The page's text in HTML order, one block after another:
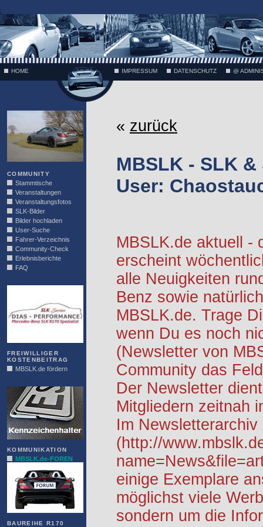
;
HOME IMPRESSUM DATENSCHUTZ @
COMMUNITY
Stammtische
Veranstaltungen
Veranstaltungsfotos
SLK-Bilder
Bilder hochladen
User-Suche
Fahrer-Verzeichnis
Community-Check
Erlebnisberichte
FAQ
FREIWILLIGER
KOSTENBEITRAG
MBSLK.de fördern
KOMMUNIKATION
MBSLK.de-FOREN
BAUREIHE R170
« zurück
MBSLK - SLK
User:
MBSLK.de aktuell -
erscheint
alle Neuigkeiten
Benz sowie
MBSLK.de. Trage
wenn Du es noch
(Newsletter von
Community das
Der Newsletter
Mitgliedern zeitnah
Im Newsletterarchiv
(http://
einige Exemplare
möglichst viele
sondern um die